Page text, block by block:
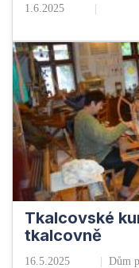
1.6.2025
Tkalcovské
tkalcovně
16.5.2025 Dům